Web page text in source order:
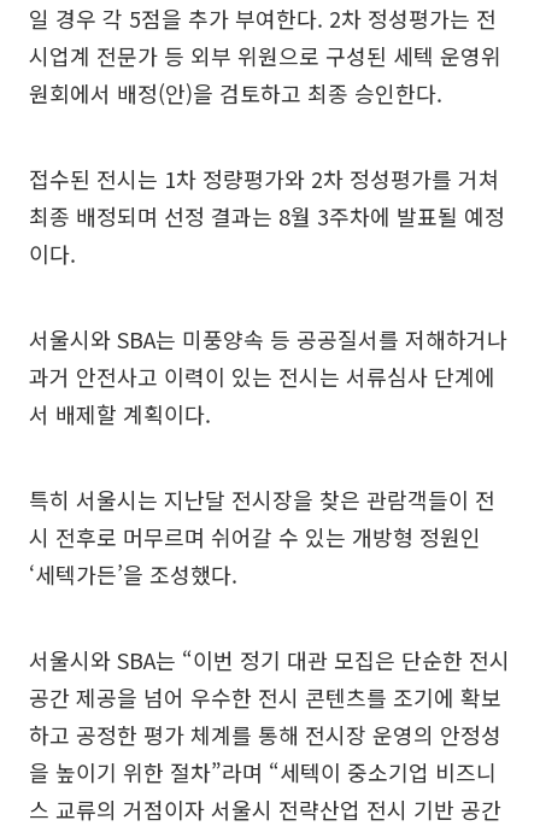
일 경우 각 5점을 추가 부여한다. 2차 정성평가는 전
시업계 전문가 등 외부 위원으로 구성된 세텍 운영위
원회에서 배정(안)을 검토하고 최종 승인한다.
접수된 전시는 1차 정량평가와 2차 정성평가를 거쳐
최종 배정되며 선정 결과는 8월 3주차에 발표될 예정
이다.
서울시와 SBA는 미풍양속 등 공공질서를 저해하거나
과거 안전사고 이력이 있는 전시는 서류심사 단계에
서 배제할 계획이다.
특히 서울시는 지난달 전시장을 찾은 관람객들이 전
시 전후로 머무르며 쉬어갈 수 있는 개방형 정원인
‘세텍가든’을 조성했다.
서울시와 SBA는 “이번 정기 대관 모집은 단순한 전시
공간 제공을 넘어 우수한 전시 콘텐츠를 조기에 확보
하고 공정한 평가 체계를 통해 전시장 운영의 안정성
을 높이기 위한 절차”라며 “세텍이 중소기업 비즈니
스 교류의 거점이자 서울시 전략산업 전시 기반 공간